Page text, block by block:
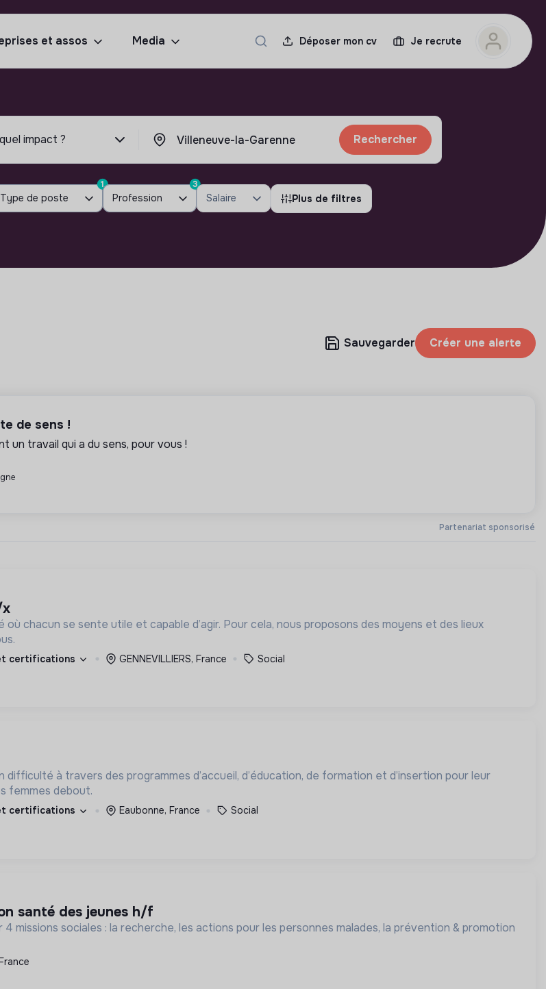
et assos Media Déposer mon cv Je recrute
impact ? Rechercher
Type de poste
1
Profession
3
Salaire Plus de filtres
Sauvegarder Créer une alerte
Partenariat sponsorisé
de sens !
un travail qui a du sens, pour vous !
chacun se sente utile et capable d’agir. Pour cela, nous proposons des moyens et des lieux
certifications GENNEVILLIERS, France Social
à travers des programmes d’accueil, d’éducation, de formation et d’insertion pour leur
femmes debout.
certifications Eaubonne, France Social
santé des jeunes h/f
missions sociales : la recherche, les actions pour les personnes malades, la prévention & promotion